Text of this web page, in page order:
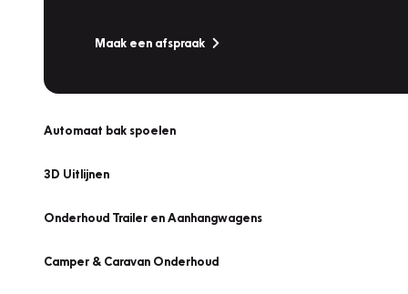
Maak een afspraak
Automaat bak spoelen
3D Uitlijnen
Onderhoud Trailer en Aanhangwagens
Camper & Caravan Onderhoud